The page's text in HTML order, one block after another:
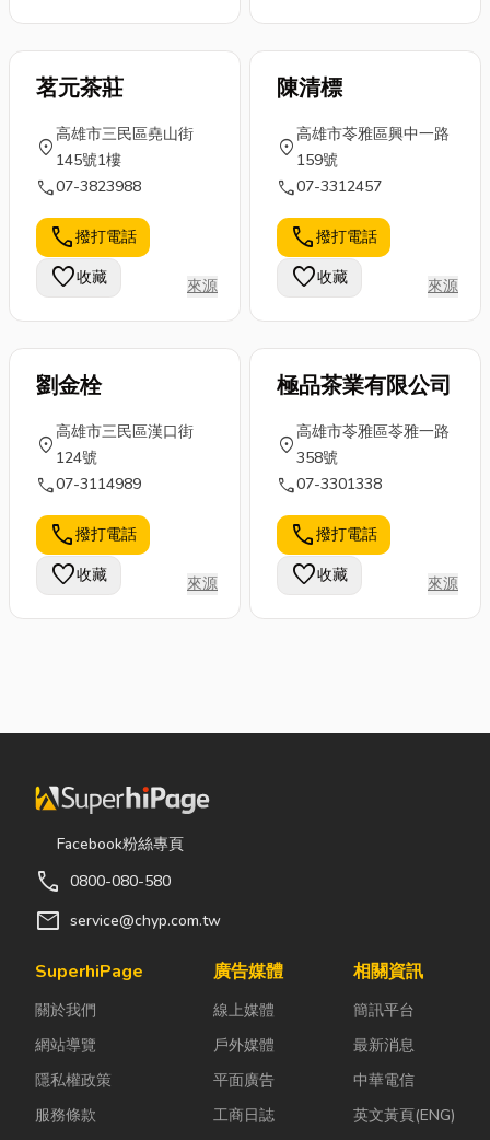
茗元茶莊
location_on
高雄市三民區堯山街
145號1樓
call07-3823988
call撥打電話
favorite收藏 來源
陳清標
location_on
高雄市苓雅區興中一路
159號
call07-3312457
call撥打電話
favorite收藏 來源
劉金栓
location_on
高雄市三民區漢口街
124號
call07-3114989
call撥打電話
favorite收藏 來源
極品茶業有限公司
location_on
高雄市苓雅區苓雅一路
358號
call07-3301338
call撥打電話
favorite收藏 來源
Facebook粉絲專頁
call 0800-080-580
mail service@chyp.com.tw
SuperhiPage
關於我們
網站導覽
隱私權政策
服務條款
廣告媒體
線上媒體
戶外媒體
平面廣告
工商日誌
相關資訊
簡訊平台
最新消息
中華電信
英文黃頁(ENG)